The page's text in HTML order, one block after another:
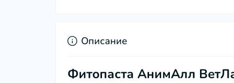
Описание
Фитопаста АнимАлл